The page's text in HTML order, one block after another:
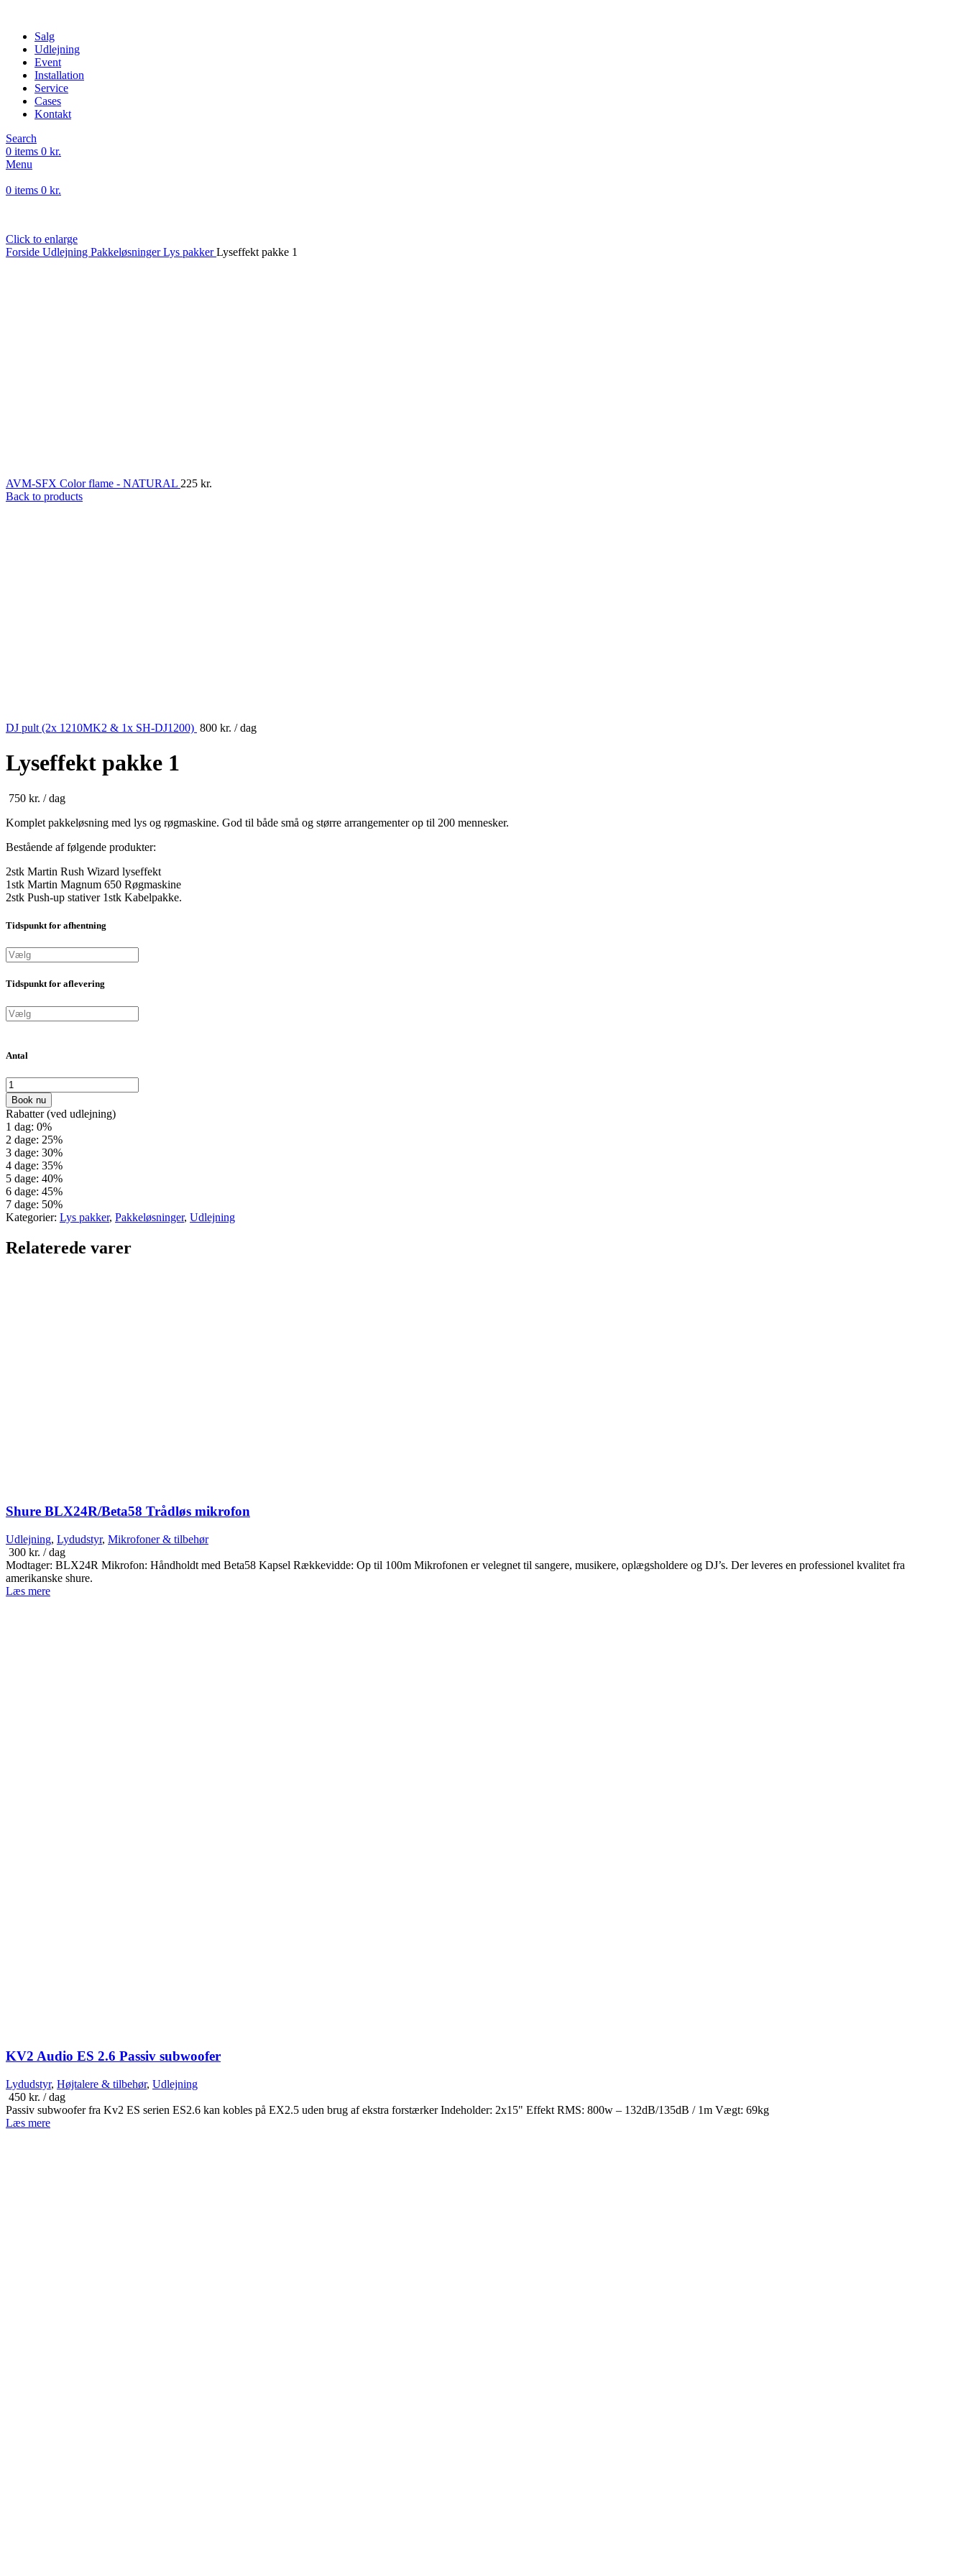
Salg
Udlejning
Event
Installation
Service
Cases
Kontakt
Search
0 items 0 kr.
Menu
0 items 0 kr.
Click to enlarge
Forside Udlejning PakkeløsningerLys pakkerLyseffekt pakke 1
AVM-SFX Color flame - NATURAL 225 kr.
Back to products
DJ pult (2x 1210MK2 & 1x SH-DJ1200) 800 kr. / dag
Lyseffekt pakke 1
750 kr. / dag
Komplet pakkeløsning med lys og røgmaskine. God til både små og større arrangementer op til 200 mennesker.
Bestående af følgende produkter:
2stk Martin Rush Wizard lyseffekt
1stk Martin Magnum 650 Røgmaskine
2stk Push-up stativer 1stk Kabelpakke.
Tidspunkt for afhentning
Tidspunkt for aflevering
Antal
Book nu
Rabatter (ved udlejning)
1 dag: 0%
2 dage: 25%
3 dage: 30%
4 dage: 35%
5 dage: 40%
6 dage: 45%
7 dage: 50%
Kategorier: Lys pakker, Pakkeløsninger, Udlejning
Relaterede varer
Shure BLX24R/Beta58 Trådløs mikrofon
Udlejning, Lydudstyr, Mikrofoner & tilbehør
300 kr. / dag
Modtager: BLX24R Mikrofon: Håndholdt med Beta58 Kapsel Rækkevidde: Op til 100m Mikrofonen er velegnet til sangere, musikere, oplægsholdere og DJ’s. Der leveres en professionel kvalitet fra
amerikanske shure.
Læs mere
KV2 Audio ES 2.6 Passiv subwoofer
Lydudstyr, Højtalere & tilbehør, Udlejning
450 kr. / dag
Passiv subwoofer fra Kv2 ES serien ES2.6 kan kobles på EX2.5 uden brug af ekstra forstærker Indeholder: 2x15" Effekt RMS: 800w – 132dB/135dB / 1m Vægt: 69kg
Læs mere